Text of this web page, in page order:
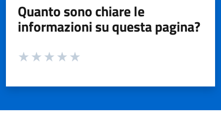
Quanto sono chiare le
informazioni su questa pagina?
Valuta da 1 a 5 stelle la pagina